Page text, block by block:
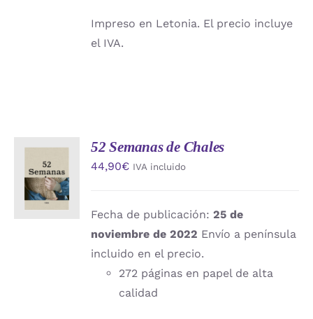
Impreso en Letonia. El precio incluye
el IVA.
AL
CARRITO
/
DETALLES
52 Semanas de Chales
44,90€ IVA incluido
Fecha de publicación:25 de
noviembre de 2022 Envío a península
incluido en el precio.
272 páginas en papel de alta
calidad